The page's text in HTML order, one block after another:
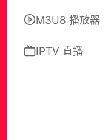
M3U8 播放器
IPTV 直播